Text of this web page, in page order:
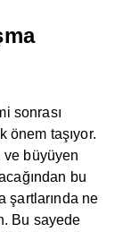
sonrası
önem taşıyor.
büyüyen
bu
şartlarında ne
Bu sayede